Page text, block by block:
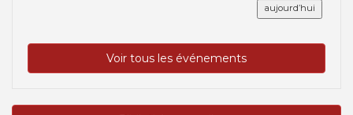
aujourd’hui
Voir tous les événements